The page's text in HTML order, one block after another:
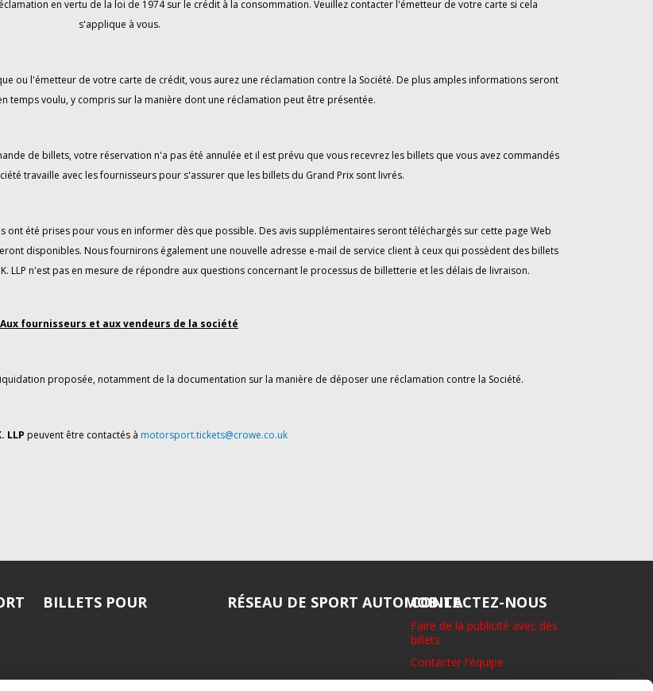
en vertu de la loi de 1974 sur le crédit à la consommation. Veuillez contacter l'émetteur de votre carte si cela
s'applique à vous.
ou l'émetteur de votre carte de crédit, vous aurez une réclamation contre la Société. De plus amples informations seront
temps voulu, y compris sur la manière dont une réclamation peut être présentée.
de billets, votre réservation n'a pas été annulée et il est prévu que vous recevrez les billets que vous avez commandés
travaille avec les fournisseurs pour s'assurer que les billets du Grand Prix sont livrés.
ont été prises pour vous en informer dès que possible. Des avis supplémentaires seront téléchargés sur cette page Web
disponibles. Nous fournirons également une nouvelle adresse e-mail de service client à ceux qui possèdent des billets
LLP n'est pas en mesure de répondre aux questions concernant le processus de billetterie et les délais de livraison.
Aux fournisseurs et aux vendeurs de la société
proposée, notamment de la documentation sur la manière de déposer une réclamation contre la Société.
LLP peuvent être contactés à motorsport.tickets@crowe.co.uk
BILLETS POUR RÉSEAU DE SPORT AUTOMOBILECONTACTEZ-NOUS
Faire de la publicité avec des
billets
Contacter l'équipe
1 rue Eton, Richmond. Surrey.